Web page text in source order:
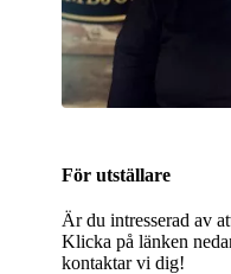
För utställare
Är du intresserad av
Klicka på länken
kontaktar vi dig!